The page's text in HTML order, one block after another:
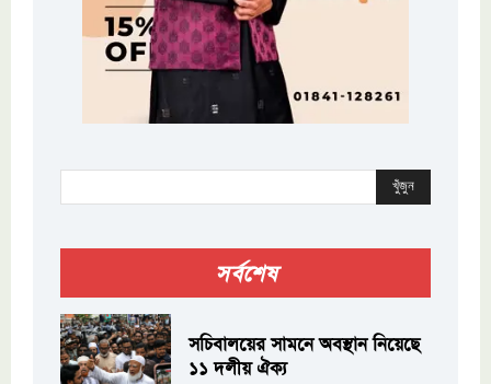
খুঁজুন
সর্বশেষ
সচিবালয়ের সামনে অবস্থান নিয়েছে
১১ দলীয় ঐক্য